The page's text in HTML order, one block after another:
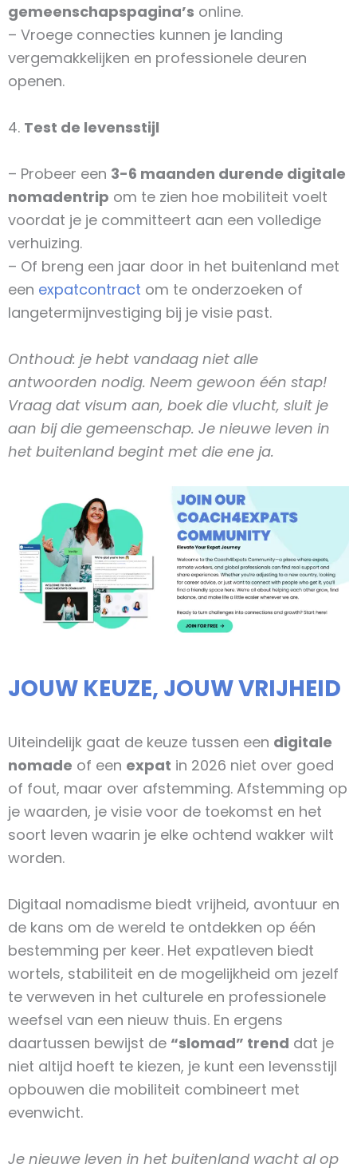
gemeenschapspagina’s online.
– Vroege connecties kunnen je landing
vergemakkelijken en professionele deuren
openen.
4. Test de levensstijl
– Probeer een 3-6 maanden durende digitale
nomadentrip om te zien hoe mobiliteit voelt
voordat je je committeert aan een volledige
verhuizing.
– Of breng een jaar door in het buitenland met
een expatcontract om te onderzoeken of
langetermijnvestiging bij je visie past.
Onthoud: je hebt vandaag niet alle
antwoorden nodig. Neem gewoon één stap!
Vraag dat visum aan, boek die vlucht, sluit je
aan bij die gemeenschap. Je nieuwe leven in
het buitenland begint met die ene ja.
JOUW KEUZE, JOUW VRIJHEID
Uiteindelijk gaat de keuze tussen een digitale
nomade of een expat in 2026 niet over goed
of fout, maar over afstemming. Afstemming op
je waarden, je visie voor de toekomst en het
soort leven waarin je elke ochtend wakker wilt
worden.
Digitaal nomadisme biedt vrijheid, avontuur en
de kans om de wereld te ontdekken op één
bestemming per keer. Het expatleven biedt
wortels, stabiliteit en de mogelijkheid om jezelf
te verweven in het culturele en professionele
weefsel van een nieuw thuis. En ergens
daartussen bewijst de “slomad” trend dat je
niet altijd hoeft te kiezen, je kunt een levensstijl
opbouwen die mobiliteit combineert met
evenwicht.
Je nieuwe leven in het buitenland wacht al op